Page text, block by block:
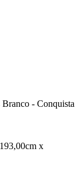
- Conquista
x